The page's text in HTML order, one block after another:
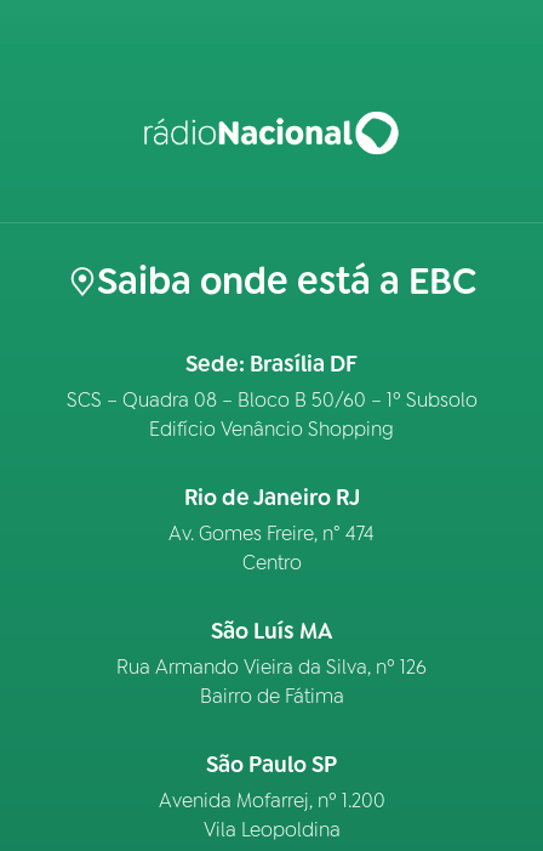
Saiba onde está a EBC
Sede: Brasília DF
SCS – Quadra 08 – Bloco B 50/60 – 1º Subsolo
Edifício Venâncio Shopping
Rio de Janeiro RJ
Av. Gomes Freire, n° 474
Centro
São Luís MA
Rua Armando Vieira da Silva, nº 126
Bairro de Fátima
São Paulo SP
Avenida Mofarrej, nº 1.200
Vila Leopoldina